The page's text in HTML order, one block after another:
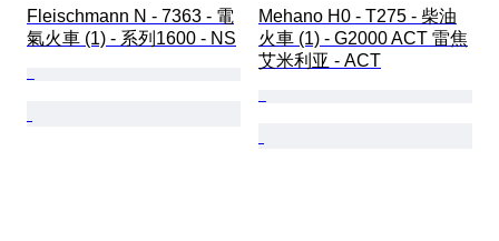
Fleischmann N - 7363 - 電
氣火車 (1) - 系列1600 - NS
Mehano H0 - T275 - 柴油
火車 (1) - G2000 ACT 雷焦
艾米利亚 - ACT